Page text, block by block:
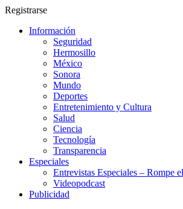
Registrarse
Información
Seguridad
Hermosillo
México
Sonora
Mundo
Deportes
Entretenimiento y Cultura
Salud
Ciencia
Tecnología
Transparencia
Especiales
Entrevistas Especiales – Rompe
Videopodcast
Publicidad